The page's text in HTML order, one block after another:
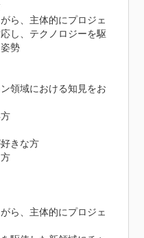
ら、主体的にプロジェ
し、テクノロジーを駆
勢
領域における知見をお
きな方
ら、主体的にプロジェ